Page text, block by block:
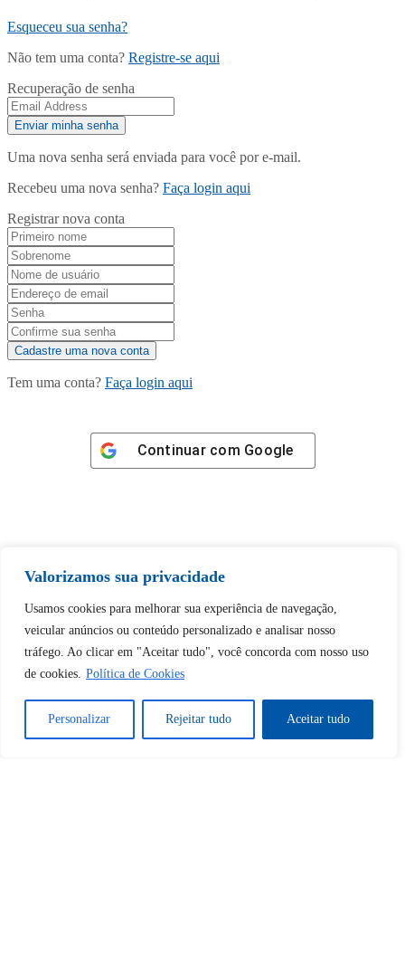
Valorizamos sua privacidade
Usamos cookies para melhorar sua experiência de navegação,
veicular anúncios ou conteúdo personalizado e analisar nosso
tráfego. Ao clicar em "Aceitar tudo", você concorda com nosso uso
de cookies. Política de Cookies
Personalizar Rejeitar tudo Aceitar tudo
Esqueceu sua senha?
Não tem uma conta? Registre-se aqui
Recuperação de senha
Uma nova senha será enviada para você por e-mail.
Recebeu uma nova senha? Faça login aqui
Registrar nova conta
Tem uma conta? Faça login aqui
Continuar com Google
Tem certeza de que deseja
desbloquear esta publicação?
Desbloquear esquerda : 0
Sim Não